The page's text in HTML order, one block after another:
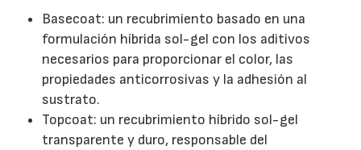
Basecoat: un recubrimiento basado en una
formulación híbrida sol-gel con los aditivos
necesarios para proporcionar el color, las
propiedades anticorrosivas y la adhesión al
sustrato.
Topcoat: un recubrimiento híbrido sol-gel
transparente y duro, responsable del